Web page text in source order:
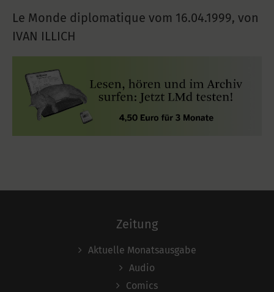
Le Monde diplomatique vom 16.04.1999, von
IVAN ILLICH
Zeitung
Aktuelle Monatsausgabe
Audio
Comics